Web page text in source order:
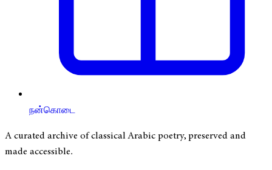
நன்கொடை
A curated archive of classical Arabic poetry, preserved and
made accessible.